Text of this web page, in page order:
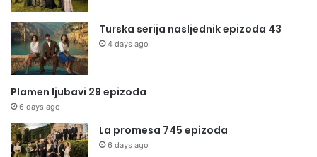
Turska serija nasljednik epizoda 43
4 days ago
Plamen ljubavi 29 epizoda
6 days ago
La promesa 745 epizoda
6 days ago